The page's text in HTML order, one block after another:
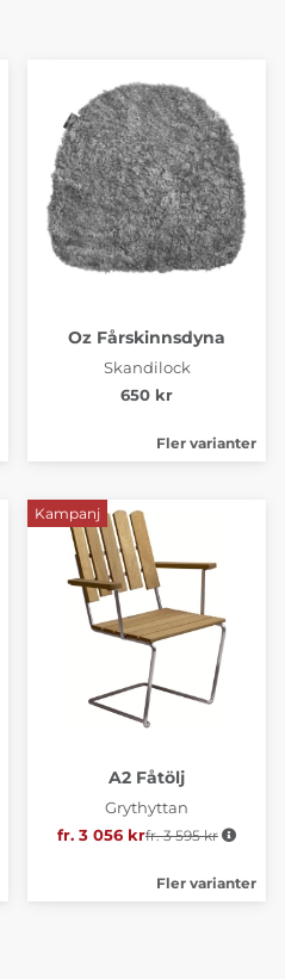
Oz Fårskinnsdyna
Skandilock
650 kr
Fler varianter
Kampanj
A2 Fåtölj
Grythyttan
fr. 3 056 krOrdinarie pris:
fr. 3 595 kr
Fler varianter